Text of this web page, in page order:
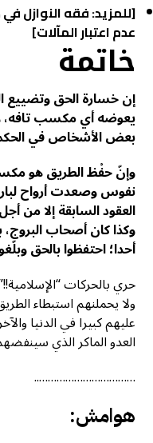
[للمزيد:
عدم اعتبار المآلات]
خاتمة
إن خسارة الحق وتضييع
يعوضه أي مكسب
بعض الأشخاص في
وإنّ حفْظ الطريق هو
نفوس وصعدت أرواح
العقود السابقة إلا من
وكذا كان أصحاب
أحدا؛ احتفظوا بالحق
حري بالحركات
ولا يحملنهم استبطاء
عليهم كبيرا في الدنيا
العدو الماكر الذي
……………………………..
هوامش: